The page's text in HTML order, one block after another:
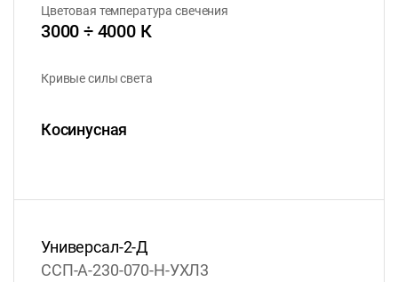
Цветовая температура свечения
3000 ÷ 4000 К
Кривые силы света
Косинусная
Универсал-2-Д
ССП-А-230-070-Н-УХЛ3